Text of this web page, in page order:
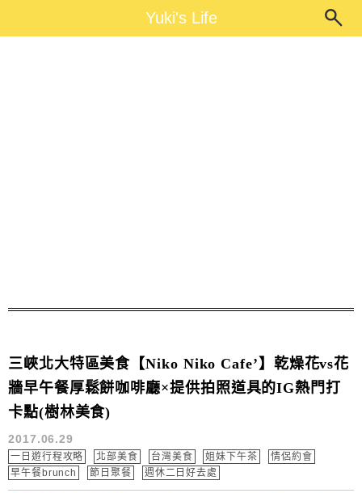
Yuki's LifeYuki's Life
三峽北大特區美食【Niko Niko Cafe’】乾燥花vs花
牆早午餐厚鬆餅咖啡廳×提供拍照道具的IG熱門打
卡點(樹林美食)
2017.06.29
一日遊行程攻略 北部美食 台灣美食 姐妹下午茶
情侶約會
早午餐brunch
節日聚餐 週休二日好去處